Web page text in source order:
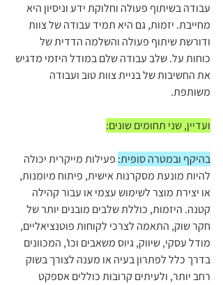
עבודה בשיתוף פעולה וחלוקת ידע וניסיון היא
מחייבת. יזמות, גם היא תמיד עבודה של צוות
ודורשת שיתוף פעולה והשלמה הדדית של
כוחות על. שלב עבודה שלם במודל היזמי מדגיש
את החשיבות של בניית צוות טוב ועבודה
משותפת.
ועדיין, שני תחומים שונים:
בהיקף ובמטרה סופית: פעילות מייקרית יכולה
להיות מונעת מסקרנות אישית, פיתוח מיומנות,
או יצירת מוצר לשימוש עצמי או עבור קהילה
קטנה. היזמות, כוללת שלבים מובנים יותר של
חקר שוק, התאמה לצרכי לקוחות פוטנציאליים,
מודל עסקי, שיווק, גיוס משאבים וכו', המכוונים
בדרך כלל לפתרון בעיה או מענה לצורך בשוק
רחב יותר, ולעיתים קרובות כוללים אספקט